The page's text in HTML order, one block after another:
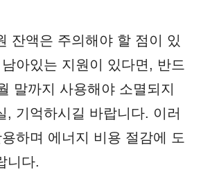
잔액은 주의해야 할 점이 있
아있는 지원이 있다면, 반드
말까지 사용해야 소멸되지
, 기억하시길 바랍니다. 이러
하며 에너지 비용 절감에 도
니다.